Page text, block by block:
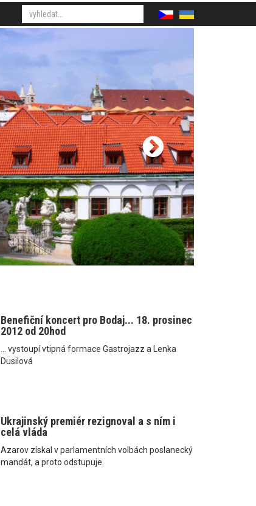
Benefiční koncert pro Bodaj... 18. prosinec
2012 od 20hod
... vystoupí vtipná formace Gastrojazz a Lenka
Dusilová
Ukrajinský premiér rezignoval a s ním i
celá vláda
Azarov získal v parlamentních volbách poslanecký
mandát, a proto odstupuje.